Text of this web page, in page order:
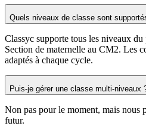
Quels niveaux de classe sont
Classyc supporte tous les niveaux
Section de maternelle au CM2. Les
adaptés à chaque cycle.
Puis-je gérer une classe multi-niveaux
Non pas pour le moment, mais nous
futur.